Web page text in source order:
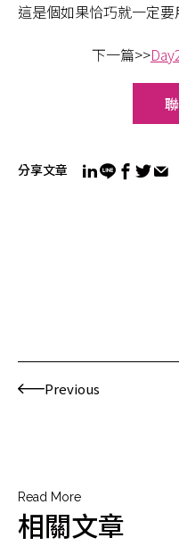
這是個如果恰巧就一定
下一篇>>
分享文章
Previous
Read More
相關文章